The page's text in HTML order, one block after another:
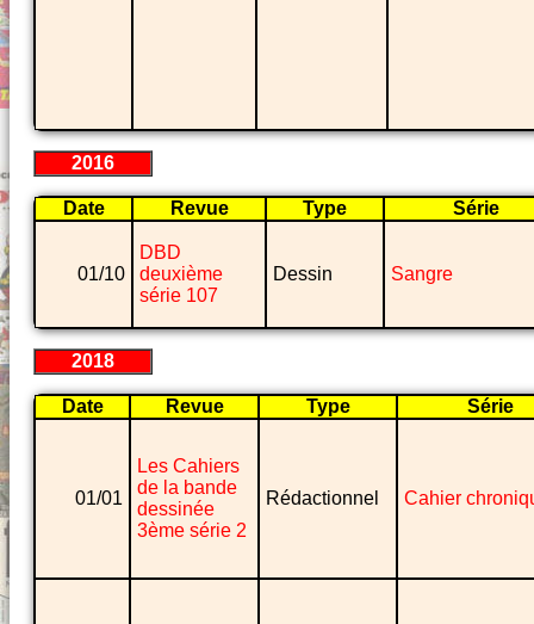
2016
Date Revue Type Série
01/10
DBD
deuxième
série 107
Dessin Sangre
2018
Date Revue Type Série
01/01
Les Cahiers
de la bande
dessinée
3ème série 2
Rédactionnel Cahier